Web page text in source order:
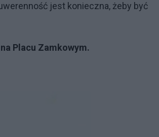
jest konieczna, żeby być
Placu Zamkowym.